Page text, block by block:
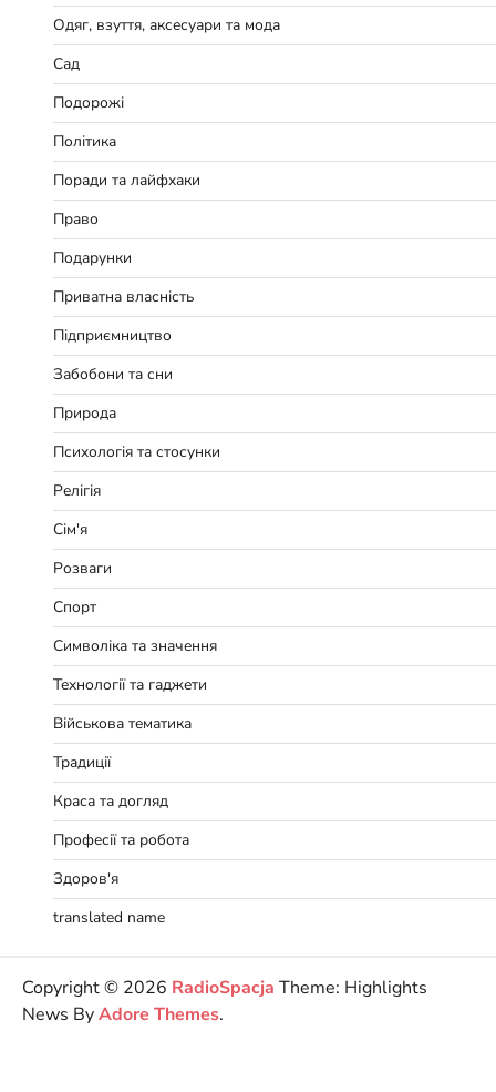
Одяг, взуття, аксесуари та мода
Сад
Подорожі
Політика
Поради та лайфхаки
Право
Подарунки
Приватна власність
Підприємництво
Забобони та сни
Природа
Психологія та стосунки
Релігія
Сім'я
Розваги
Спорт
Символіка та значення
Технології та гаджети
Військова тематика
Традиції
Краса та догляд
Професії та робота
Здоров'я
translated name
Copyright © 2026 RadioSpacja Theme: Highlights
News ByAdore Themes.